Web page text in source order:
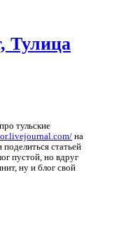
Тулица
тульские
на
поделиться статьей
пустой, но вдруг
ну и блог свой